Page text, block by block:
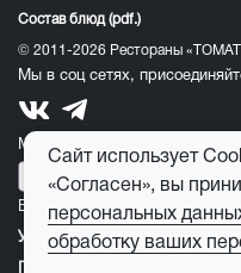
Состав блюд (pdf.)
© 2011-2026 Рестораны
Мы в соц сетях,
Мобильное приложение
E-mail для обратной связи:
Условия обработки
Сайт использует
«Согласен», вы
персональных
обработку ваших